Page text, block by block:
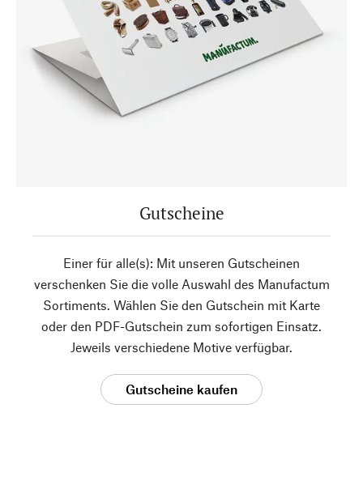
Gutscheine
Einer für alle(s): Mit unseren Gutscheinen
verschenken Sie die volle Auswahl des Manufactum
Sortiments. Wählen Sie den Gutschein mit Karte
oder den PDF-Gutschein zum sofortigen Einsatz.
Jeweils verschiedene Motive verfügbar.
Gutscheine kaufen